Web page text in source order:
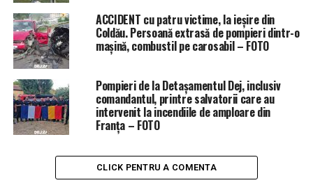
ACCIDENT cu patru victime, la ieșire din
Coldău. Persoană extrasă de pompieri dintr-o
mașină, combustil pe carosabil – FOTO
Pompieri de la Detașamentul Dej, inclusiv
comandantul, printre salvatorii care au
intervenit la incendiile de amploare din
Franța – FOTO
CLICK PENTRU A COMENTA